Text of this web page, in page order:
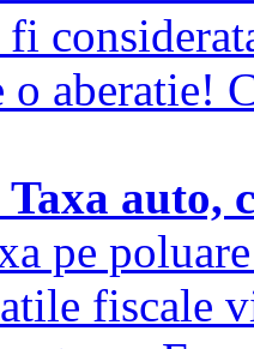
o
Taxa auto,
pe
fiscale